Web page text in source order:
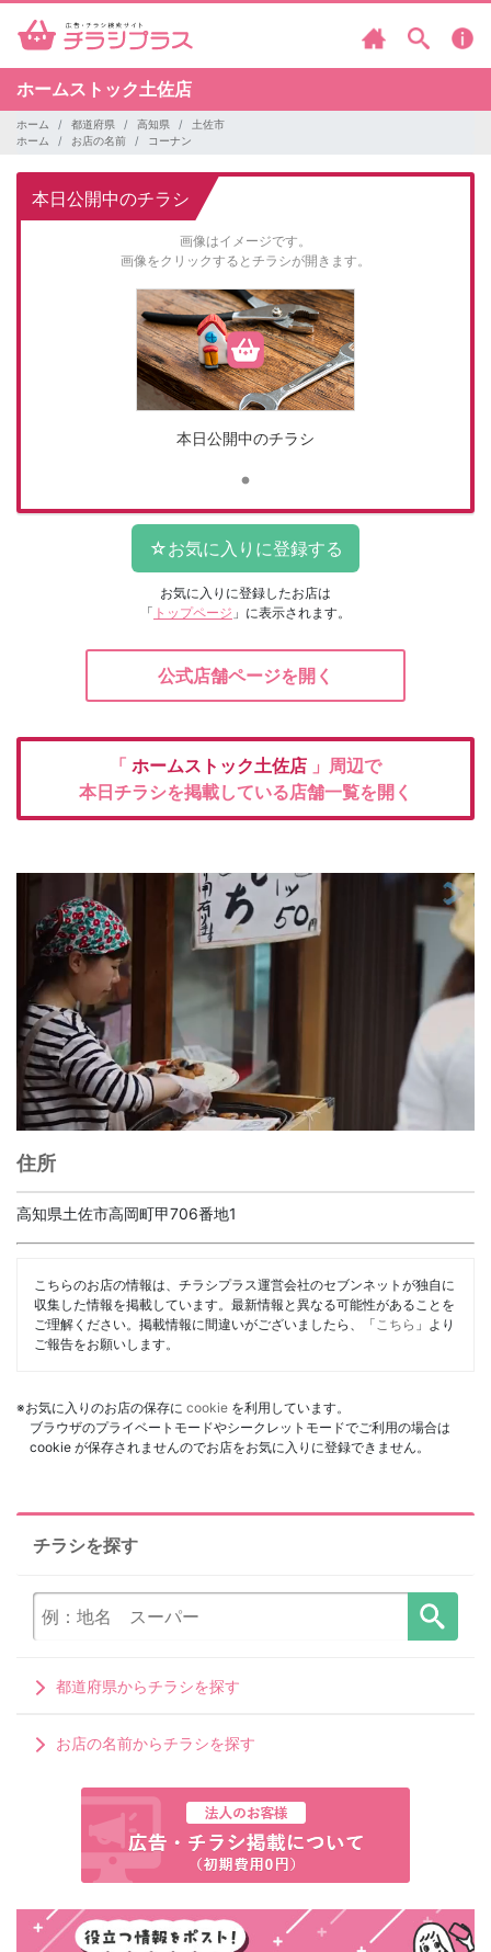
ホームストック土佐店
ホーム 都道府県 高知県
土佐市
ホーム
お店の名前 コーナン
本日公開中のチラシ
画像はイメージです。
画像をクリックするとチラシが開きます。
本日公開中のチラシ
お気に入りに登録したお店は
「 トップページ 」に表示されます。
公式店舗ページを開く
「 ホームストック土佐店 」周辺で
本日チラシを掲載している店舗一覧を開く
住所
高知県土佐市高岡町甲706番地1
こちらのお店の情報は、チラシプラス運営会社のセブンネットが独自に
収集した情報を掲載しています。最新情報と異なる可能性があることを
ご理解ください。掲載情報に間違いがございましたら、「 こちら 」より
ご報告をお願いします。
※お気に入りのお店の保存に cookie を利用しています。
ブラウザのプライベートモードやシークレットモードでご利用の場合は
cookie が保存されませんのでお店をお気に入りに登録できません。
チラシを探す
都道府県からチラシを探す
お店の名前からチラシを探す